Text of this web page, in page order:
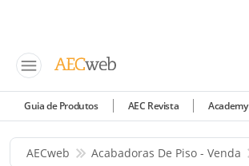
Guia de Produtos AEC Revista Academy
AECweb Acabadoras De Piso - Venda